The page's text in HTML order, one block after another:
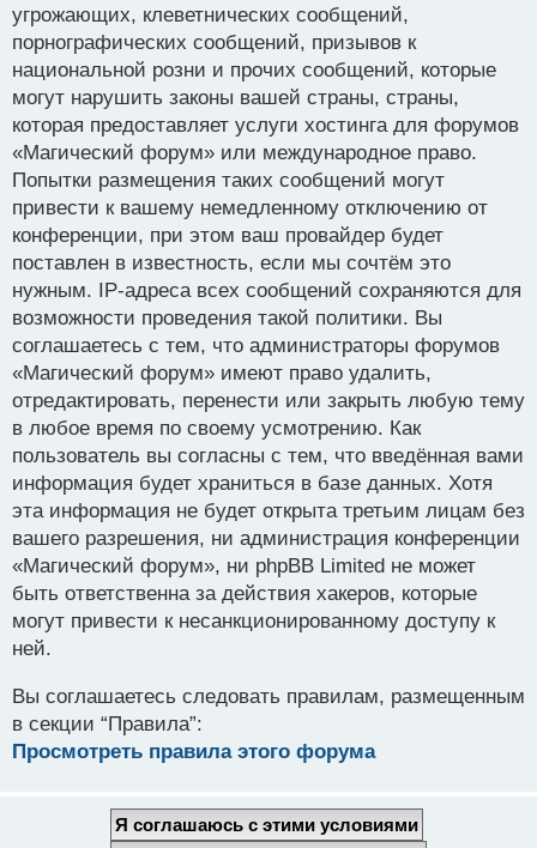
угрожающих, клеветнических сообщений,
порнографических сообщений, призывов к
национальной розни и прочих сообщений, которые
могут нарушить законы вашей страны, страны,
которая предоставляет услуги хостинга для форумов
«Магический форум» или международное право.
Попытки размещения таких сообщений могут
привести к вашему немедленному отключению от
конференции, при этом ваш провайдер будет
поставлен в известность, если мы сочтём это
нужным. IP-адреса всех сообщений сохраняются для
возможности проведения такой политики. Вы
соглашаетесь с тем, что администраторы форумов
«Магический форум» имеют право удалить,
отредактировать, перенести или закрыть любую тему
в любое время по своему усмотрению. Как
пользователь вы согласны с тем, что введённая вами
информация будет храниться в базе данных. Хотя
эта информация не будет открыта третьим лицам без
вашего разрешения, ни администрация конференции
«Магический форум», ни phpBB Limited не может
быть ответственна за действия хакеров, которые
могут привести к несанкционированному доступу к
ней.
Вы соглашаетесь следовать правилам, размещенным
в секции “Правила”:
Просмотреть правила этого форума